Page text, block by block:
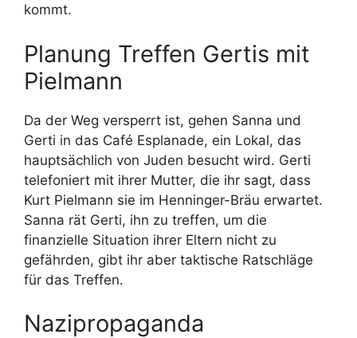
kommt.
Planung Treffen Gertis mit
Pielmann
Da der Weg versperrt ist, gehen Sanna und
Gerti in das Café Esplanade, ein Lokal, das
hauptsächlich von Juden besucht wird. Gerti
telefoniert mit ihrer Mutter, die ihr sagt, dass
Kurt Pielmann sie im Henninger-Bräu erwartet.
Sanna rät Gerti, ihn zu treffen, um die
finanzielle Situation ihrer Eltern nicht zu
gefährden, gibt ihr aber taktische Ratschläge
für das Treffen.
Nazipropaganda